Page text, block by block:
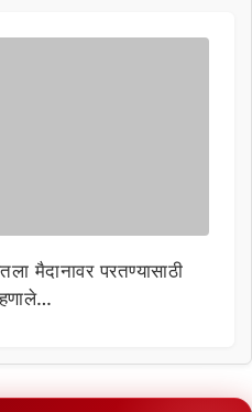
परतण्यासाठी